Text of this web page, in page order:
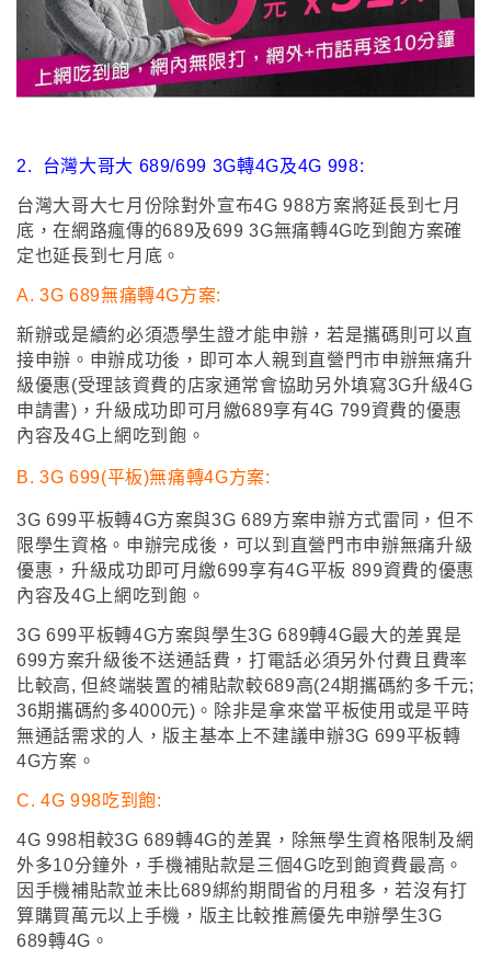
2. 台灣大哥大 689/699 3G轉4G及4G 998:
台灣大哥大七月份除對外宣布4G 988方案將延長到七月
底 ，在網路瘋傳的689及699 3G無痛轉4G吃到飽方案確
定也延長到七月底 。
A. 3G 689無痛轉4G方案:
新辦或是續約必須憑學生證才能申辦 ，若是攜碼則可以直
接申辦 。 申辦成功後 ， 即可本人親到直營門市申辦無痛升
級優惠(受理該資費的店家通常會協助另外填寫3G升級4G
申請書)，升級成功即可月繳689享有4G 799資費的優惠
內容及4G上網吃到飽 。
B. 3G 699(平板)無痛轉4G方案:
3G 699平板轉4G方案與3G 689方案申辦方式雷同 ， 但不
限學生資格 。 申辦完成後 ， 可以到 直營門市申辦無痛升級
優惠，升級成功即可月繳699享有4G平板 899資費的優惠
內容及4G上網吃到飽 。
3G 699平板轉4G方案與學生3G 689轉4G最大的差異是
699方案升級後不送通話費 ，打電話必須另外付費且費率
比較高, 但終端裝置的補貼款較689高(24期攜碼約多千元;
36期攜碼約多4000元) 。 除非是拿來當平板使用或是平時
無通話需求的人 ， 版主基本上不建議申辦3G 699平板轉
4G方案 。
C. 4G 998吃到飽:
4G 998相較3G 689轉4G的差異 ， 除無學生資格限制及網
外多10分鐘外 ，手機補貼款是三個4G吃到飽資費最高 。
因手機補貼款並未比689綁約期間省的月租多 ，若沒有打
算購買萬元以上手機 ， 版主比較推薦優先申辦學生3G
689轉4G 。